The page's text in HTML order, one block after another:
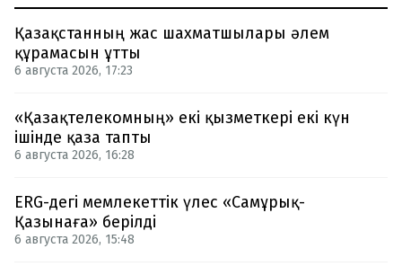
Қазақстанның жас шахматшылары әлем
құрамасын ұтты
6 августа 2026, 17:23
«Қазақтелекомның» екі қызметкері екі күн
ішінде қаза тапты
6 августа 2026, 16:28
ERG-дегі мемлекеттік үлес «Самұрық-
Қазынаға» берілді
6 августа 2026, 15:48